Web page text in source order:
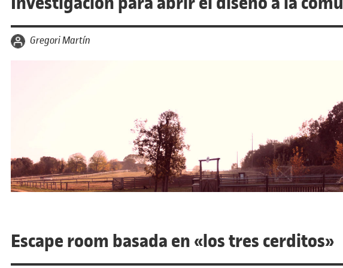
por Gregori Martín
Escape room basada en «los tres cerditos»